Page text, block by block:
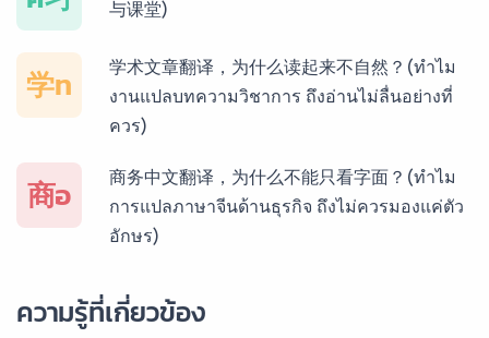
บริการรับแปลภาษาฝรั่งเศส ราคาเริ่มต้น 150฿
บริการรับแปลภาษาเยอรมัน ราคาเริ่มต้น 150฿
บริการรับแปลภาษารัสเซีย ราคาเริ่มต้น 150฿
与课堂)
学ท
学术文章翻译，为什么读起来不自然？(ทำไม
งานแปลบทความวิชาการ ถึงอ่านไม่ลื่นอย่างที่
ควร)
商อ
商务中文翻译，为什么不能只看字面？(ทำไม
การแปลภาษาจีนด้านธุรกิจ ถึงไม่ควรมองแค่ตัว
อักษร)
ความรู้ที่เกี่ยวข้อง